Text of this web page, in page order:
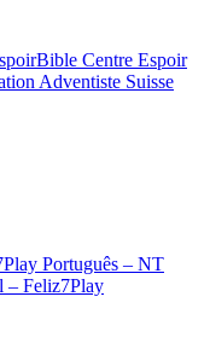
Centre Espoir
Adventiste Suisse
Português – NT
– Feliz7Play